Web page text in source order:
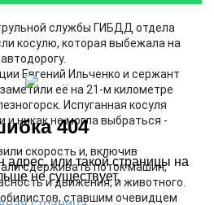
службы ГИБДД отдела
косулю, которая выбежала на
Евгений Ильченко и сержант
её на 21-м километре
Испуганная косуля
и никак не могла выбраться -
скорость и, включив
сдерживать поток машин,
и движения, и животного.
ставшим очевидцем